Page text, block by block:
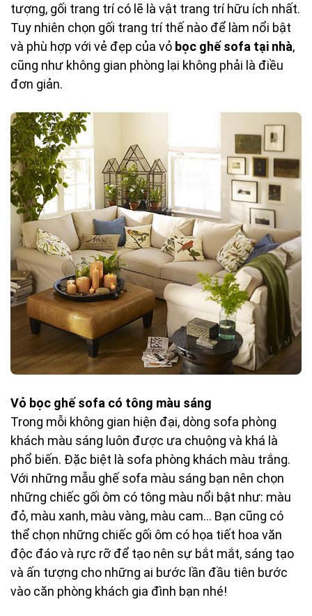
tượng, gối trang trí có lẽ là vật trang trí hữu ích nhất.
Tuy nhiên chọn gối trang trí thế nào để làm nổi bật
và phù hợp với vẻ đẹp của vỏ bọc ghế sofa tại nhà,
cũng như không gian phòng lại không phải là điều
đơn giản.
Vỏ bọc ghế sofa có tông màu sáng
Trong mỗi không gian hiện đại, dòng sofa phòng
khách màu sáng luôn được ưa chuộng và khá là
phổ biến. Đặc biệt là sofa phòng khách màu trắng.
Với những mẫu ghế sofa màu sáng bạn nên chọn
những chiếc gối ôm có tông màu nổi bật như: màu
đỏ, màu xanh, màu vàng, màu cam… Bạn cũng có
thể chọn những chiếc gối ôm có họa tiết hoa văn
độc đáo và rực rỡ để tạo nên sự bắt mắt, sáng tạo
và ấn tượng cho những ai bước lần đầu tiên bước
vào căn phòng khách gia đình bạn nhé!